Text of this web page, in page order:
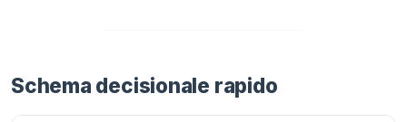
Schema decisionale rapido